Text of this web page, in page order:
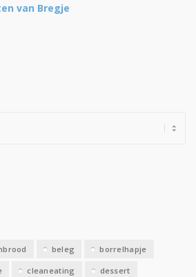
beleg borrelhapje
cleaneating dessert